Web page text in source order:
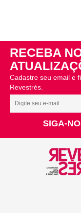
RECEBA
Cadastre seu email e
Revestrés.
SIGA-